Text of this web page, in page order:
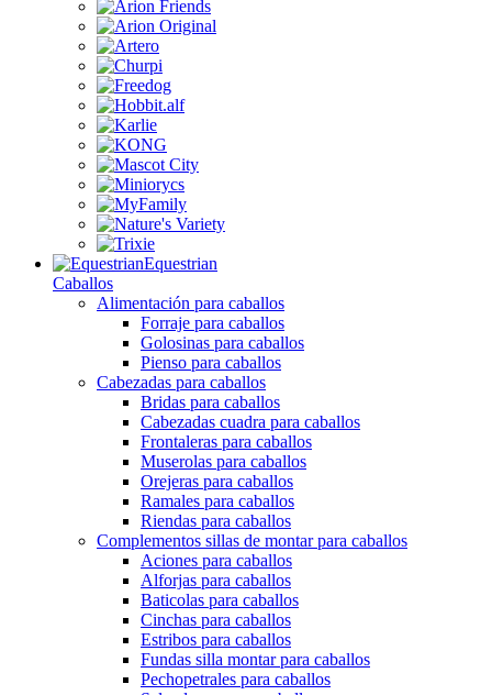
Equestrian
Caballos
Alimentación para caballos
Forraje para caballos
Golosinas para caballos
Pienso para caballos
Cabezadas para caballos
Bridas para caballos
Cabezadas cuadra para caballos
Frontaleras para caballos
Muserolas para caballos
Orejeras para caballos
Ramales para caballos
Riendas para caballos
Complementos sillas de montar para caballos
Aciones para caballos
Alforjas para caballos
Baticolas para caballos
Cinchas para caballos
Estribos para caballos
Fundas silla montar para caballos
Pechopetrales para caballos